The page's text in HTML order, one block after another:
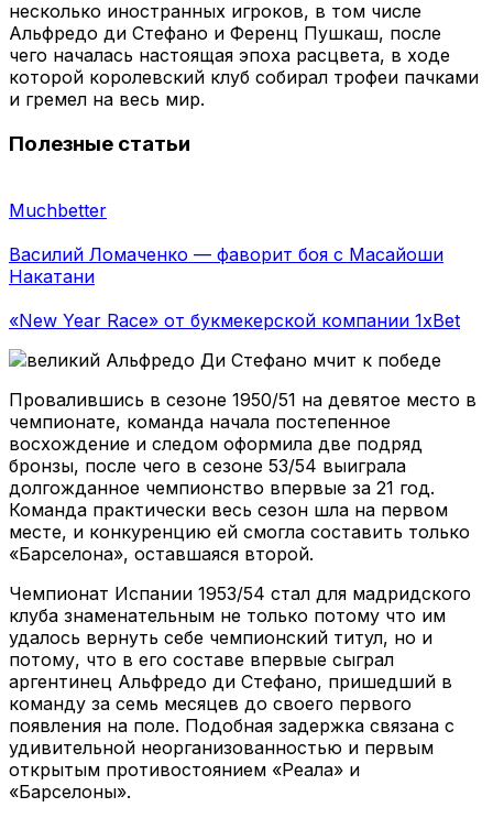
несколько иностранных игроков, в том числе
Альфредо ди Стефано и Ференц Пушкаш, после
чего началась настоящая эпоха расцвета, в ходе
которой королевский клуб собирал трофеи пачками
и гремел на весь мир.
Полезные статьи
Muchbetter
Василий Ломаченко — фаворит боя с Масайоши
Накатани
«New Year Race» от букмекерской компании 1xBet
Провалившись в сезоне 1950/51 на девятое место в
чемпионате, команда начала постепенное
восхождение и следом оформила две подряд
бронзы, после чего в сезоне 53/54 выиграла
долгожданное чемпионство впервые за 21 год.
Команда практически весь сезон шла на первом
месте, и конкуренцию ей смогла составить только
«Барселона», оставшаяся второй.
Чемпионат Испании 1953/54 стал для мадридского
клуба знаменательным не только потому что им
удалось вернуть себе чемпионский титул, но и
потому, что в его составе впервые сыграл
аргентинец Альфредо ди Стефано, пришедший в
команду за семь месяцев до своего первого
появления на поле. Подобная задержка связана с
удивительной неорганизованностью и первым
открытым противостоянием «Реала» и
«Барселоны».